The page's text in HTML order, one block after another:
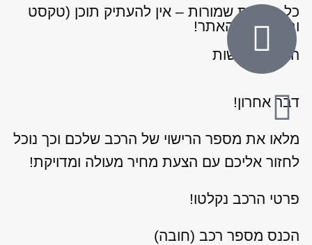
כל הזכויות שמורות – אין להעתיק תוכן (טקסט
ותמונות) מהאתר!
הצהרת נגישות
דבר אחרון!
מלאו את מספר הרישוי של הרכב שלכם וכך נוכל
לחזור אליכם עם הצעת מחיר מעולה ומדויקת!
פרטי הרכב נקלטו!
הכנס מספר רכב (חובה)